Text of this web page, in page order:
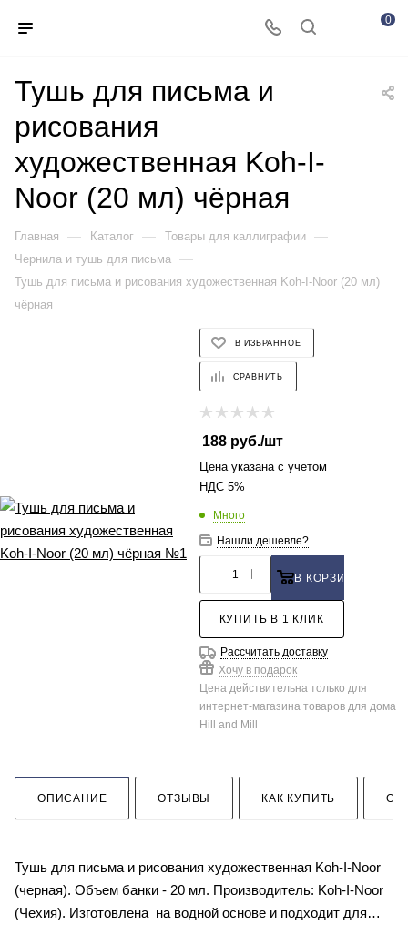
0
Тушь для письма и
рисования
художественная Koh-I-
Noor (20 мл) чёрная
Главная — Каталог — Товары для каллиграфии —
Чернила и тушь для письма —
Тушь для письма и рисования художественная Koh-I-Noor (20 мл)
чёрная
В ИЗБРАННОЕ
СРАВНИТЬ
188руб./шт
Цена указана с учетом
НДС 5%
Много
Нашли дешевле?
В КОРЗИНУ
КУПИТЬ В 1 КЛИК
Рассчитать доставку
Хочу в подарок
Цена действительна только для
интернет-магазина товаров для дома
Hill and Mill
ОПИСАНИЕ ОТЗЫВЫ КАК КУПИТЬ
Тушь для письма и рисования художественная Koh-I-Noor
(черная). Объем банки - 20 мл. Производитель: Koh-I-Noor
(Чехия). Изготовлена на водной основе и подходит для